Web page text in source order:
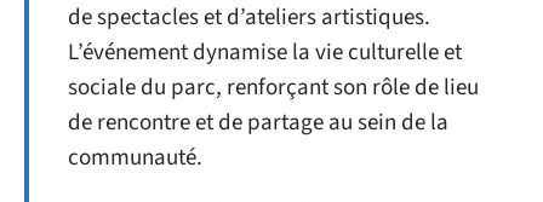
de spectacles et d’ateliers artistiques.
L’événement dynamise la vie culturelle et
sociale du parc, renforçant son rôle de lieu
de rencontre et de partage au sein de la
communauté.